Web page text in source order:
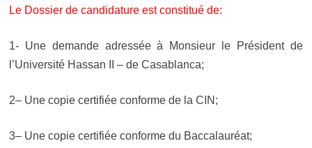
Le Dossier de candidature est constitué de:
1- Une demande adressée à Monsieur le Président de
l’Université Hassan II – de Casablanca;
2– Une copie certifiée conforme de la CIN;
3– Une copie certifiée conformedu Baccalauréat;